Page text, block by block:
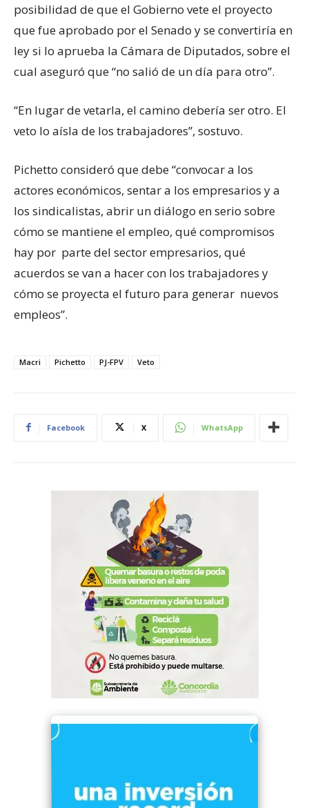
posibilidad de que el Gobierno vete el proyecto
que fue aprobado por el Senado y se convertiría en
ley si lo aprueba la Cámara de Diputados, sobre el
cual aseguró que “no salió de un día para otro”.
“En lugar de vetarla, el camino debería ser otro. El
veto lo aísla de los trabajadores”, sostuvo.
Pichetto consideró que debe “convocar a los
actores económicos, sentar a los empresarios y a
los sindicalistas, abrir un diálogo en serio sobre
cómo se mantiene el empleo, qué compromisos
hay por parte del sector empresarios, qué
acuerdos se van a hacer con los trabajadores y
cómo se proyecta el futuro para generar nuevos
empleos”.
Macri Pichetto PJ-FPV Veto
Facebook X WhatsApp